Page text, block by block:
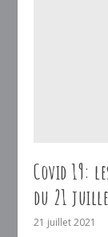
Covid 19:
du 21
21 juillet 2021